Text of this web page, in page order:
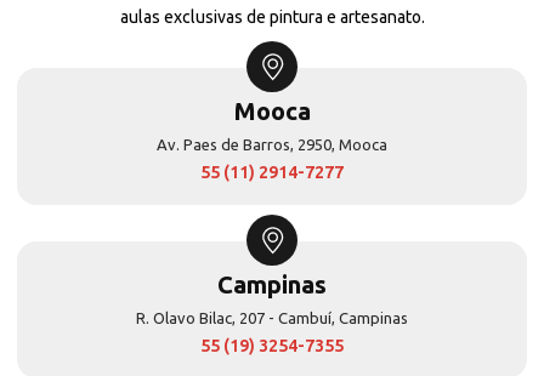
aulas exclusivas de pintura e artesanato.
Mooca
Av. Paes de Barros, 2950, Mooca
55 (11) 2914-7277
Campinas
R. Olavo Bilac, 207 - Cambuí, Campinas
55 (19) 3254-7355